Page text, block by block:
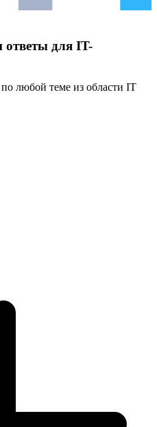
для IT-
любой теме из области IT